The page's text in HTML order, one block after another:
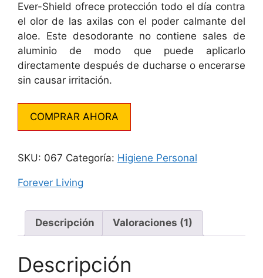
Ever-Shield ofrece protección todo el día contra
el olor de las axilas con el poder calmante del
aloe. Este desodorante no contiene sales de
aluminio de modo que puede aplicarlo
directamente después de ducharse o encerarse
sin causar irritación.
COMPRAR AHORA
SKU: 067 Categoría: Higiene Personal
Forever Living
Descripción Valoraciones (1)
Descripción